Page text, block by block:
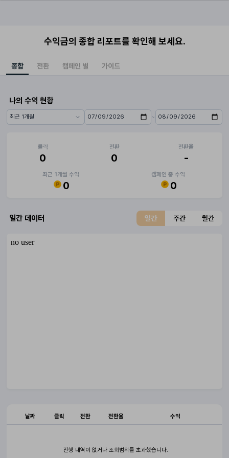
수익금의 종합 리포트를 확인해 보세요.
종합 전환 캠페인 별 가이드
나의 수익 현황
기간 프리셋 시작일 ~
종료일
클릭
0
전환
0
전환율
-
최근 1개월 수익
0
캠페인 총 수익
0
일간 데이터 일간 주간 월간
날짜 클릭 전환 전환율 수익
진행 내역이 없거나 조회범위를 초과했습니다.